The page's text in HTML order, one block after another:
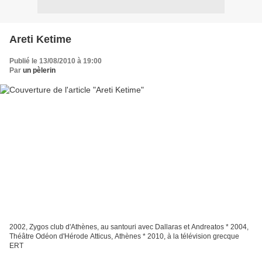
Areti Ketime
Publié le 13/08/2010 à 19:00
Par un pèlerin
2002, Zygos club d'Athènes, au santouri avec Dallaras et Andreatos * 2004,
Théâtre Odéon d'Hérode Atticus, Athènes * 2010, à la télévision grecque
ERT